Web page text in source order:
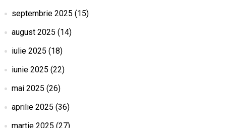
septembrie 2025 (15)
august 2025 (14)
iulie 2025 (18)
iunie 2025 (22)
mai 2025 (26)
aprilie 2025 (36)
martie 2025 (27)